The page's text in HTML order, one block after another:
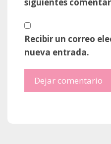
siguientes
Recibir un correo
nueva entrada.